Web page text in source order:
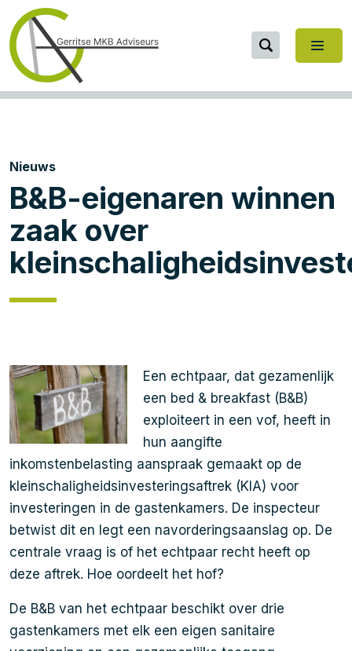
Nieuws
B&B-eigenaren winnen
zaak over
Een echtpaar, dat gezamenlijk
een bed & breakfast (B&B)
exploiteert in een vof, heeft in
hun aangifte
inkomstenbelasting aanspraak gemaakt op de
kleinschaligheidsinvesteringsaftrek (KIA) voor
investeringen in de gastenkamers. De inspecteur
betwist dit en legt een navorderingsaanslag op. De
centrale vraag is of het echtpaar recht heeft op
deze aftrek. Hoe oordeelt het hof?
De B&B van het echtpaar beschikt over drie
gastenkamers met elk een eigen sanitaire